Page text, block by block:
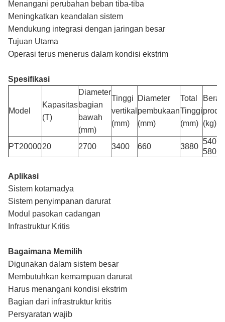
Menangani perubahan beban tiba-tiba
Meningkatkan keandalan sistem
Mendukung integrasi dengan jaringan besar
Tujuan Utama
Operasi terus menerus dalam kondisi ekstrim
Spesifikasi
Model
Kapasitas
(T)
Diameter
bagian
bawah
(mm)
Tinggi
vertikal
(mm)
Diameter
pembukaan
(mm)
Total
Tinggi
(mm)
Berat
(kg)
PT2000020 2700 3400 660 3880
540 ¢
580
Aplikasi
Sistem kotamadya
Sistem penyimpanan darurat
Modul pasokan cadangan
Infrastruktur Kritis
Bagaimana Memilih
Digunakan dalam sistem besar
Membutuhkan kemampuan darurat
Harus menangani kondisi ekstrim
Bagian dari infrastruktur kritis
Persyaratan wajib